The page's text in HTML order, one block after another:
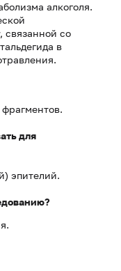
алкоголя.
связанной со
в
для
эпителий.